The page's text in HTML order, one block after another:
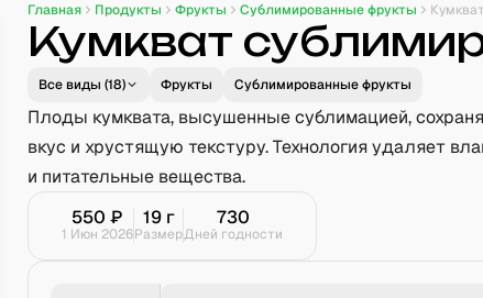
Главная Продукты Фрукты Сублимированные фрукты
Кумкват
Все виды (18) Фрукты Сублимированные фрукты
Плоды кумквата, высушенные сублимацией,
вкус и хрустящую текстуру. Технология удаляет
и питательные вещества.
550 ₽
1 Июн 2026
19г
Размер
730
Дней годности